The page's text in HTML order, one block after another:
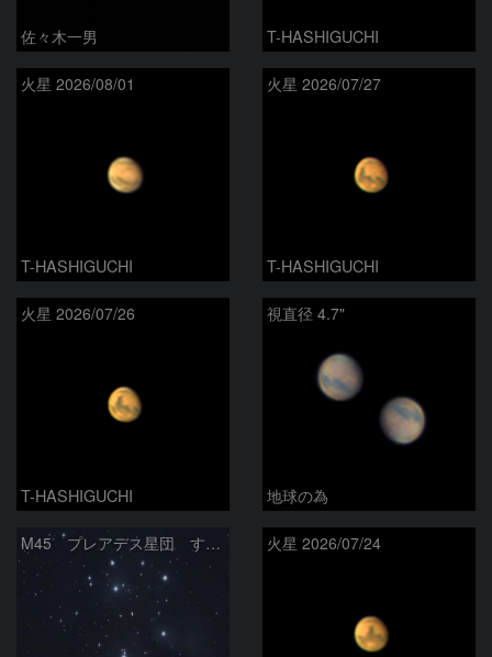
佐々木一男 T-HASHIGUCHI
火星 2026/08/01
T-HASHIGUCHI
火星 2026/07/27
T-HASHIGUCHI
火星 2026/07/26
T-HASHIGUCHI
視直径 4.7"
地球の為
M45 プレアデス星団 すばる 火星 2026/07/24